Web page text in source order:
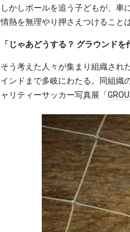
しかしボールを追う子どもが、車
情熱を無理やり押さえつけること
「じゃあどうする？ グラウンド
そう考えた人々が集まり組織され
インドまで多岐にわたる。同組織
ャリティーサッカー写真展「